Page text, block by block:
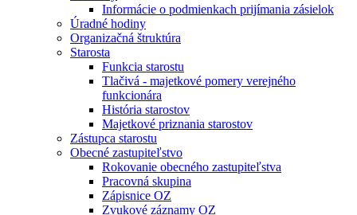
Informácie o podmienkach prijímania zásielok
Úradné hodiny
Organizačná štruktúra
Starosta
Funkcia starostu
Tlačivá - majetkové pomery verejného
funkcionára
História starostov
Majetkové priznania starostov
Zástupca starostu
Obecné zastupiteľstvo
Rokovanie obecného zastupiteľstva
Pracovná skupina
Zápisnice OZ
Zvukové záznamy OZ